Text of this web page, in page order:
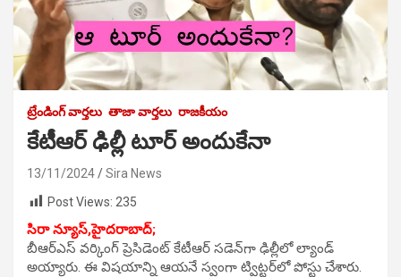
ట్రేండింగ్ వార్తలు తాజా వార్తలు రాజకీయం
కేటీఆర్ ఢిల్లీ టూర్ అందుకేనా
13/11/2024
Sira News
Post Views: 235
సిరా న్యూస్,హైదరాబాద్;
బీఆర్‌ఎస్‌ వర్కింగ్‌ ప్రెసిడెంట్‌ కేటీఆర్‌ సడెన్‌గా ఢిల్లీలో ల్యాండ్‌
అయ్యారు. ఈ విషయాన్ని ఆయనే స్వంగా ట్విట్టర్‌లో పోస్టు చేశారు.